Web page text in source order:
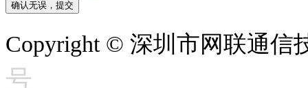
Copyright © 深圳市网联通
号